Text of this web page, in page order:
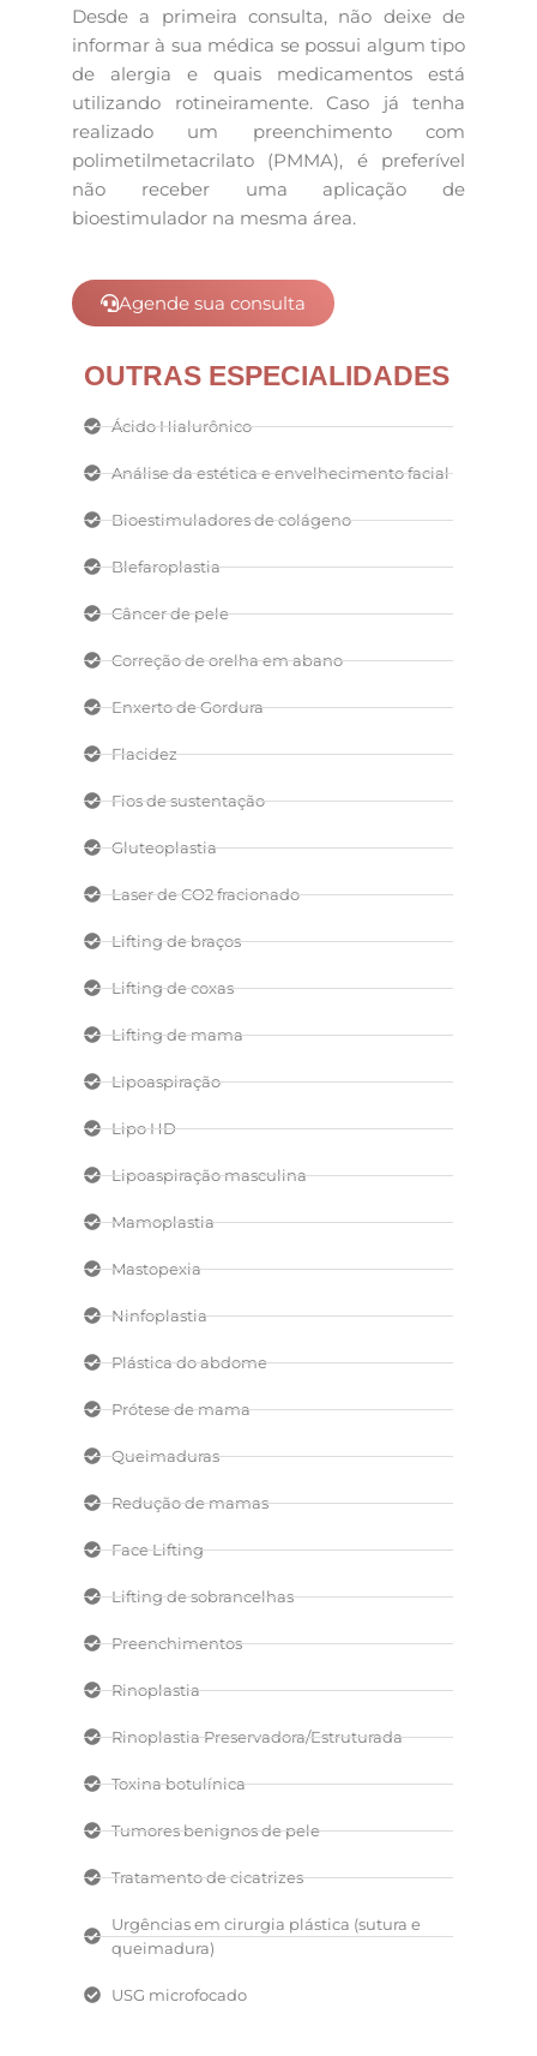
Desde a primeira consulta, não deixe de
informar à sua médica se possui algum tipo
de alergia e quais medicamentos está
utilizando rotineiramente. Caso já tenha
realizado um preenchimento com
polimetilmetacrilato (PMMA), é preferível
não receber uma aplicação de
bioestimulador na mesma área.
Agende sua consulta
OUTRAS ESPECIALIDADES
Ácido Hialurônico
Análise da estética e envelhecimento facial
Bioestimuladores de colágeno
Blefaroplastia
Câncer de pele
Correção de orelha em abano
Enxerto de Gordura
Flacidez
Fios de sustentação
Gluteoplastia
Laser de CO2 fracionado
Lifting de braços
Lifting de coxas
Lifting de mama
Lipoaspiração
Lipo HD
Lipoaspiração masculina
Mamoplastia
Mastopexia
Ninfoplastia
Plástica do abdome
Prótese de mama
Queimaduras
Redução de mamas
Face Lifting
Lifting de sobrancelhas
Preenchimentos
Rinoplastia
Rinoplastia Preservadora/Estruturada
Toxina botulínica
Tumores benignos de pele
Tratamento de cicatrizes
Urgências em cirurgia plástica (sutura e
queimadura)
USG microfocado